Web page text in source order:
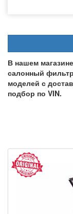
В нашем
салонный
моделей с
подбор по VIN.